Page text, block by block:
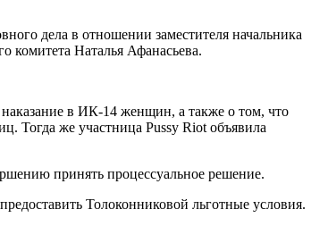
дела в отношении заместителя начальника
комитета Наталья Афанасьева.
в ИК-14 женщин, а также о том, что
Тогда же участница Pussy Riot объявила
принять процессуальное решение.
Толоконниковой льготные условия.